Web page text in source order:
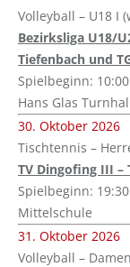
Volleyball – U18 I
Bezirksliga U18/
Tiefenbach und
Spielbeginn: 10:00
Hans Glas
30. Oktober 2026
Tischtennis –
TV Dingofing III –
Spielbeginn: 19:30
Mittelschule
31. Oktober 2026
Volleyball –